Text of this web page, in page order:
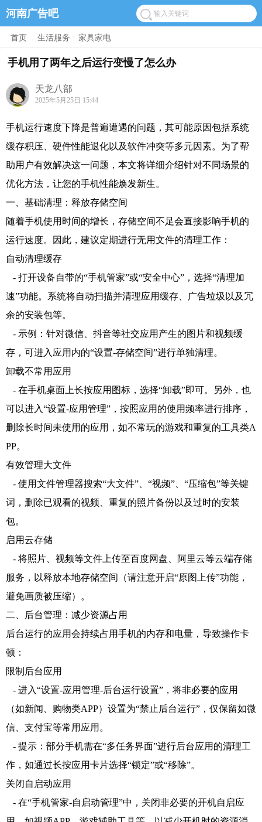
河南广告吧
首页 生活服务 家具家电
手机用了两年之后运行变慢了怎么办
天龙八部
2025年5月25日 15:44
手机运行速度下降是普遍遭遇的问题，其可能原因包括系统
缓存积压、硬件性能退化以及软件冲突等多元因素。为了帮
助用户有效解决这一问题，本文将详细介绍针对不同场景的
优化方法，让您的手机性能焕发新生。
一、基础清理：释放存储空间
随着手机使用时间的增长，存储空间不足会直接影响手机的
运行速度。因此，建议定期进行无用文件的清理工作：
自动清理缓存
- 打开设备自带的“手机管家”或“安全中心”，选择“清理加
速”功能。系统将自动扫描并清理应用缓存、广告垃圾以及冗
余的安装包等。
- 示例：针对微信、抖音等社交应用产生的图片和视频缓
存，可进入应用内的“设置-存储空间”进行单独清理。
卸载不常用应用
- 在手机桌面上长按应用图标，选择“卸载”即可。另外，也
可以进入“设置-应用管理”，按照应用的使用频率进行排序，
删除长时间未使用的应用，如不常玩的游戏和重复的工具类A
PP。
有效管理大文件
- 使用文件管理器搜索“大文件”、“视频”、“压缩包”等关键
词，删除已观看的视频、重复的照片备份以及过时的安装
包。
启用云存储
- 将照片、视频等文件上传至百度网盘、阿里云等云端存储
服务，以释放本地存储空间（请注意开启“原图上传”功能，
避免画质被压缩）。
二、后台管理：减少资源占用
后台运行的应用会持续占用手机的内存和电量，导致操作卡
顿：
限制后台应用
- 进入“设置-应用管理-后台运行设置”，将非必要的应用
（如新闻、购物类APP）设置为“禁止后台运行”，仅保留如微
信、支付宝等常用应用。
- 提示：部分手机需在“多任务界面”进行后台应用的清理工
作，如通过长按应用卡片选择“锁定”或“移除”。
关闭自启动应用
- 在“手机管家-自启动管理”中，关闭非必要的开机自启应